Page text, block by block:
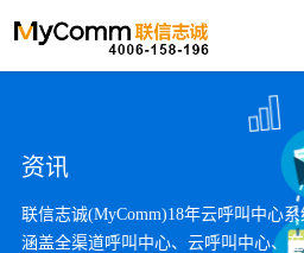
资讯
联信志诚(MyComm)18年云呼叫中心
涵盖全渠道呼叫中心、云呼叫中心、